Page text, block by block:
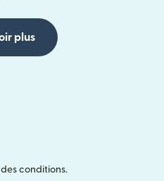
plus
conditions.